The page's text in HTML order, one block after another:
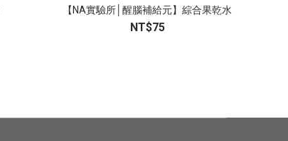
【NA實驗所│醒腦補給元】綜合果乾水
NT$75